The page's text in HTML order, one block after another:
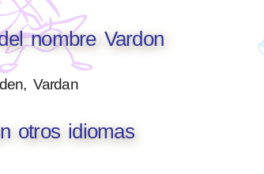
nombre Vardon
Vardan
otros idiomas